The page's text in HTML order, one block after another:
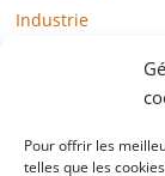
Pour offrir les
telles que les
Industrie
Mode / Beauté /